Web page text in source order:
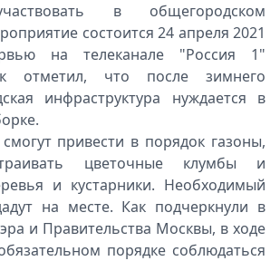
в общегородском
состоится 24 апреля 2021
на телеканале "Россия 1"
отметил, что после зимнего
инфраструктура нуждается в
привести в порядок газоны,
цветочные клумбы и
и кустарники. Необходимый
на месте. Как подчеркнули в
и Правительства Москвы, в ходе
порядке соблюдаться